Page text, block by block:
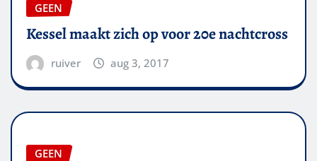
GEEN
Kessel maakt zich op voor 20e nachtcross
ruiver aug 3, 2017
GEEN